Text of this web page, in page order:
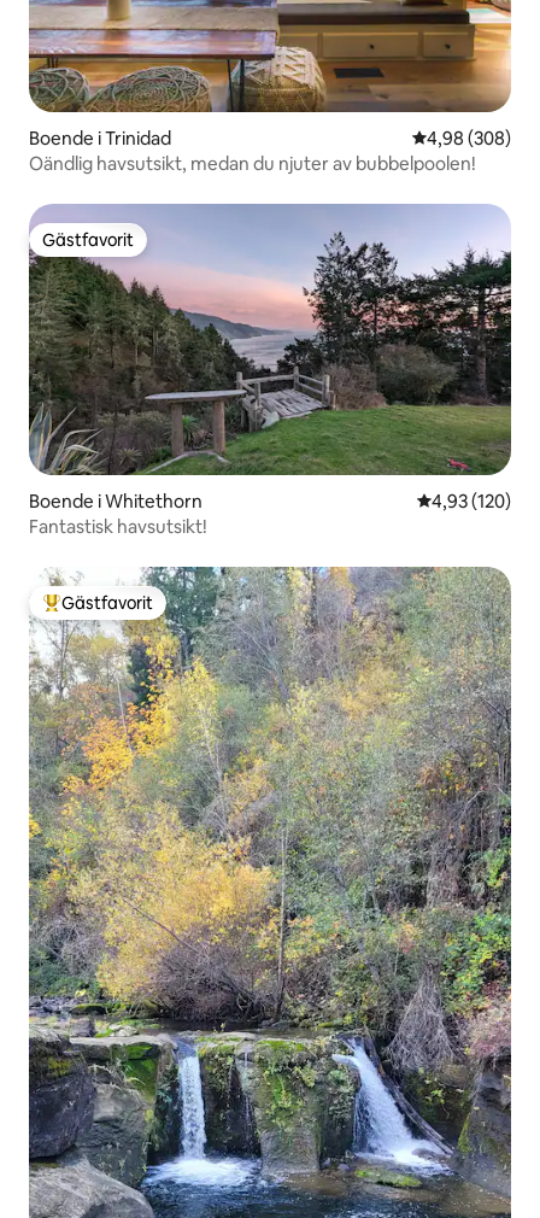
Boende i Trinidad 4,98 av 5 i
4,98 (308)
Oändlig havsutsikt, medan du njuter av bubbelpoolen!
Gästfavorit
Gästfavorit
Boende i Whitethorn 4,93 av 5 i
4,93 (120)
Fantastisk havsutsikt!
Populär gästfavorit
Gästfavorit